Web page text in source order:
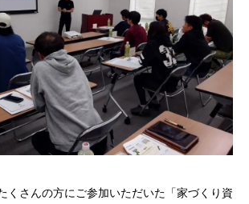
くさんの方にご参加いただいた「家づくり資